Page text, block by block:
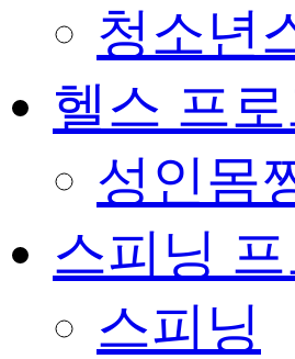
청소년
헬스 프
성인몸
스피닝
스피닝